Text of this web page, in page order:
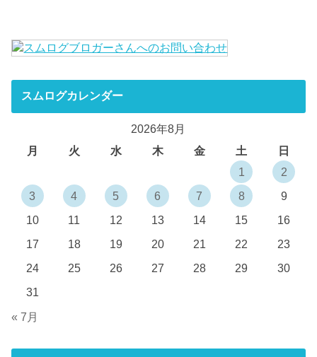
スムログカレンダー
2026年8月
月
火 水 木 金 土
日
1
2
3
4 5 6 7 8
9
10
11 12 13 14 15
16
17
18 19 20 21 22
23
24
25 26 27 28 29
30
31
« 7月